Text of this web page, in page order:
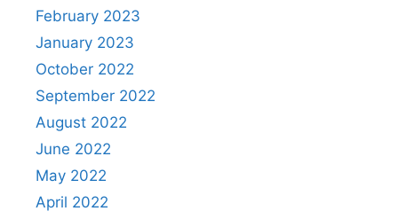
February 2023
January 2023
October 2022
September 2022
August 2022
June 2022
May 2022
April 2022